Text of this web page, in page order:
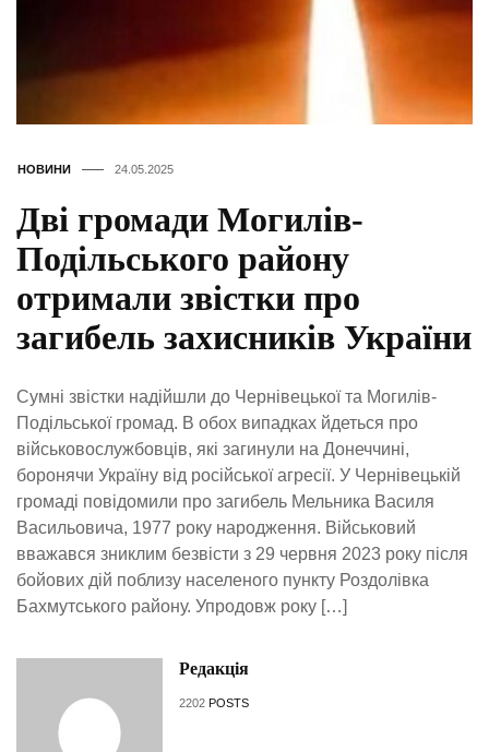
НОВИНИ 24.05.2025
Дві громади Могилів-
Подільського району
отримали звістки про
загибель захисників України
Сумні звістки надійшли до Чернівецької та Могилів-
Подільської громад. В обох випадках йдеться про
військовослужбовців, які загинули на Донеччині,
боронячи Україну від російської агресії. У Чернівецькій
громаді повідомили про загибель Мельника Василя
Васильовича, 1977 року народження. Військовий
вважався зниклим безвісти з 29 червня 2023 року після
бойових дій поблизу населеного пункту Роздолівка
Бахмутського району. Упродовж року […]
Редакція
2202 POSTS